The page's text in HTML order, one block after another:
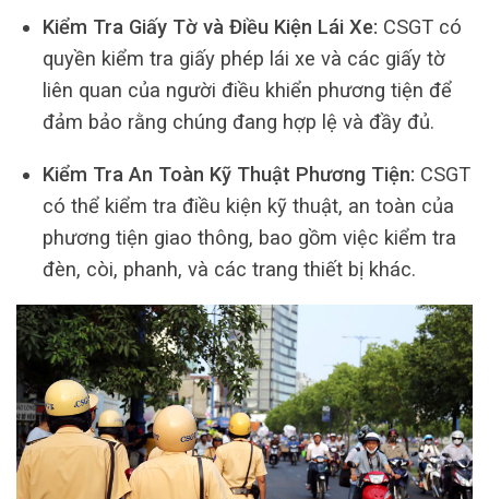
Kiểm Tra Giấy Tờ và Điều Kiện Lái Xe: CSGT có
quyền kiểm tra giấy phép lái xe và các giấy tờ
liên quan của người điều khiển phương tiện để
đảm bảo rằng chúng đang hợp lệ và đầy đủ.
Kiểm Tra An Toàn Kỹ Thuật Phương Tiện: CSGT
có thể kiểm tra điều kiện kỹ thuật, an toàn của
phương tiện giao thông, bao gồm việc kiểm tra
đèn, còi, phanh, và các trang thiết bị khác.